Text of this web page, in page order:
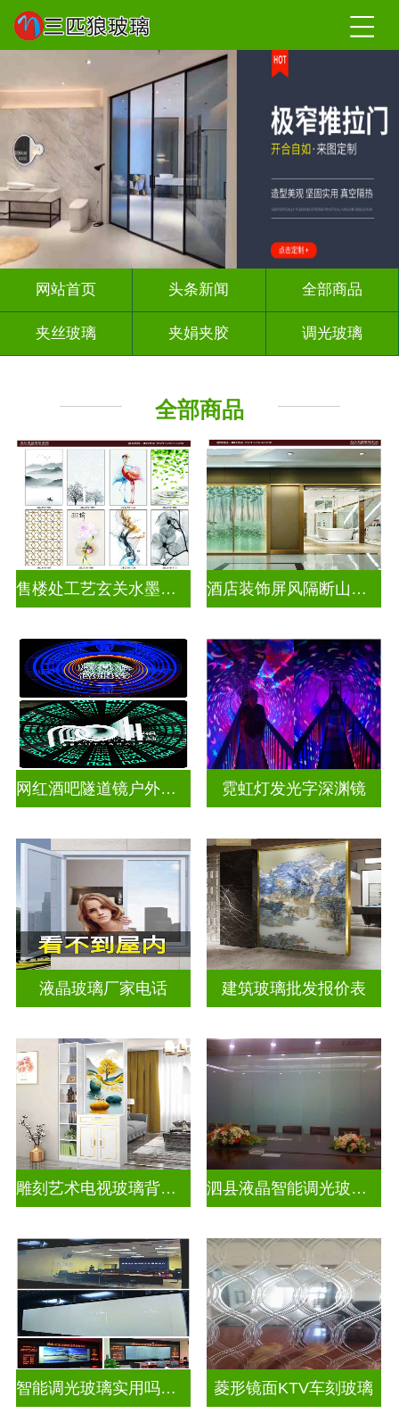
网站首页 头条新闻 全部商品
夹丝玻璃 夹娟夹胶 调光玻璃
其它玻璃
全部商品
售楼处工艺玄关水墨山水画玻璃 酒店装饰屏风隔断山水画玻璃
网红酒吧隧道镜户外门头招牌深渊镜千层镜 霓虹灯发光字深渊镜
液晶玻璃厂家电话 建筑玻璃批发报价表
雕刻艺术电视玻璃背景墙 泗县液晶智能调光玻璃定做电话
智能调光玻璃实用吗视频 菱形镜面KTV车刻玻璃